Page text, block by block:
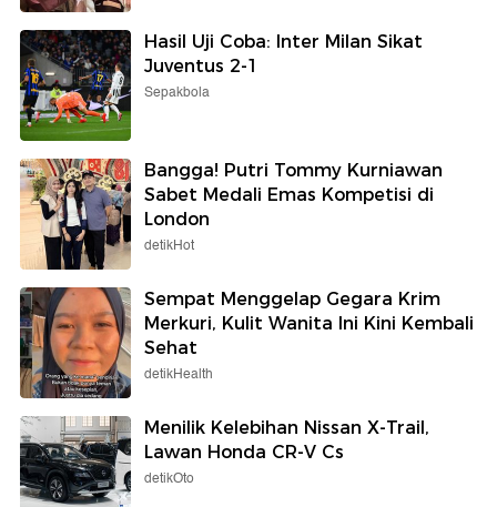
Hasil Uji Coba: Inter Milan Sikat
Juventus 2-1
Sepakbola
Bangga! Putri Tommy Kurniawan
Sabet Medali Emas Kompetisi di
London
detikHot
Sempat Menggelap Gegara Krim
Merkuri, Kulit Wanita Ini Kini Kembali
Sehat
detikHealth
Menilik Kelebihan Nissan X-Trail,
Lawan Honda CR-V Cs
detikOto